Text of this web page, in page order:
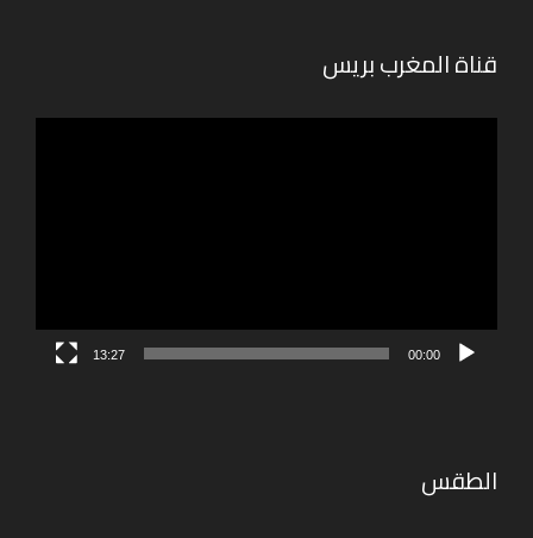
قناة المغرب بريس
00:00
13:27
الطقس